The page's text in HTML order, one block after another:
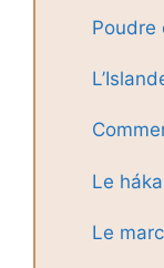
Poudre
Le
Le